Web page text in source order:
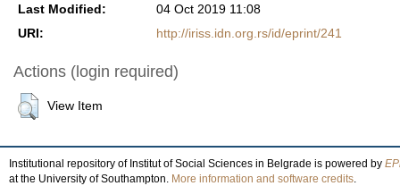
Last Modified:
04 Oct 2019 11:08
URI:
http://iriss.idn.org.rs/id/eprint/241
Actions (login required)
View Item
Institutional repository of Institut of Social Sciences in Belgrade is powered by
at the University of Southampton. More information and software credits